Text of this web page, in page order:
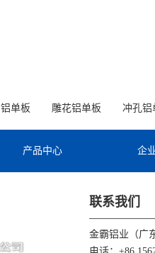
铝单板 雕花铝单板 冲孔铝
产品中心 企
联系我们
金霸铝业（广